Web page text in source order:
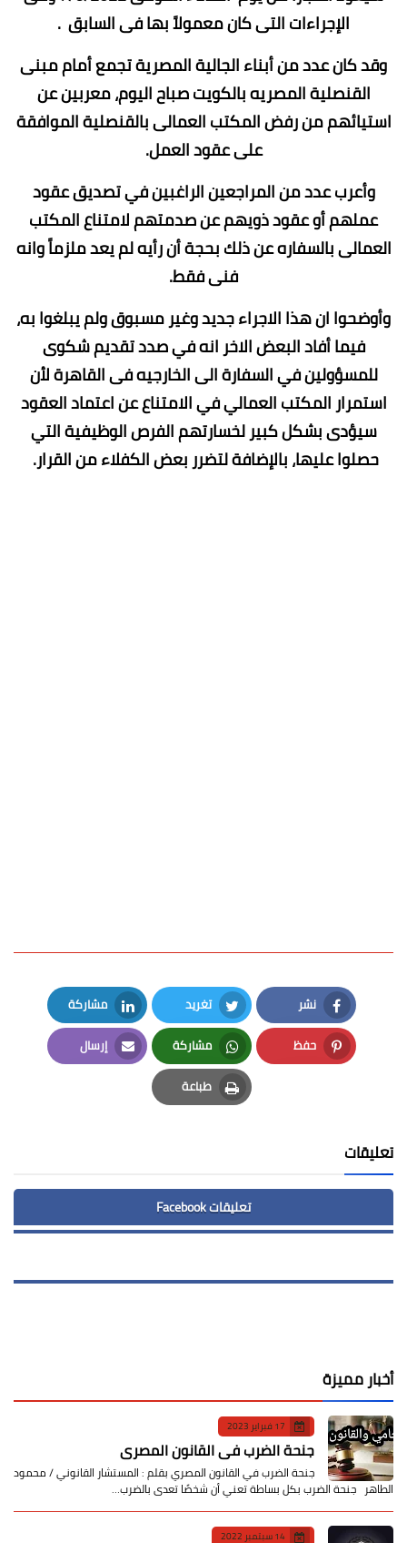
الإجراءات التى كان معمولاً بها فى السابق .
وقد كان عدد من أبناء الجالية المصرية تجمع أمام مبنى
القنصلية المصريه بالكويت صباح اليوم، معربين عن
استيائهم من رفض المكتب العمالى بالقنصلية الموافقة
على عقود العمل.
وأعرب عدد من المراجعين الراغبين في تصديق عقود
عملهم أو عقود ذويهم عن صدمتهم لامتناع المكتب
العمالى بالسفاره عن ذلك بحجة أن رأيه لم يعد ملزماً وانه
فنى فقط.
وأوضحوا ان هذا الاجراء جديد وغير مسبوق ولم يبلغوا به،
فيما أفاد البعض الاخر انه في صدد تقديم شكوى
للمسؤولين في السفارة الى الخارجيه فى القاهرة لأن
استمرار المكتب العمالي في الامتناع عن اعتماد العقود
سيؤدى بشكل كبير لخسارتهم الفرص الوظيفية التي
حصلوا عليها، بالإضافة لتضرر بعض الكفلاء من القرار.
نشر
Facebook
تغريد
Twitter
مشاركة
LinkedIn
حفظ
Pinterest
مشاركة
Whatsapp
إرسال
Email
طباعة
Print
تعليقات
تعليقات Facebook
أخبار مميزة
17 فبراير 2023
جنحة الضرب في القانون المصري
جنحة الضرب في القانون المصري بقلم : المستشار القانوني / محمود
الطاهر جنحة الضرب بكل بساطة تعني أن شخصًا تعدى بالضرب…
14 سبتمبر 2022